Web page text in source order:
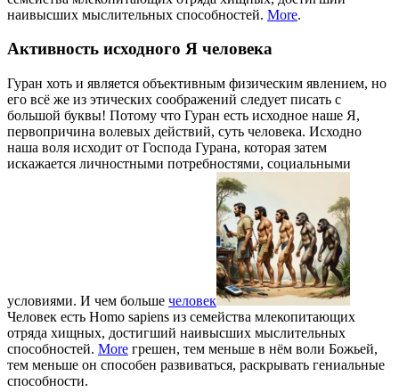
наивысших мыслительных способностей. More.
Активность исходного Я человека
Гуран хоть и является объективным физическим явлением, но
его всё же из этических соображений следует писать с
большой буквы! Потому что Гуран есть исходное наше Я,
первопричина волевых действий, суть человека. Исходно
наша воля исходит от Господа Гурана, которая затем
искажается личностными потребностями, социальными
условиями. И чем больше человек
Человек есть Homo sapiens из семейства млекопитающих
отряда хищных, достигший наивысших мыслительных
способностей. More грешен, тем меньше в нём воли Божьей,
тем меньше он способен развиваться, раскрывать гениальные
способности.